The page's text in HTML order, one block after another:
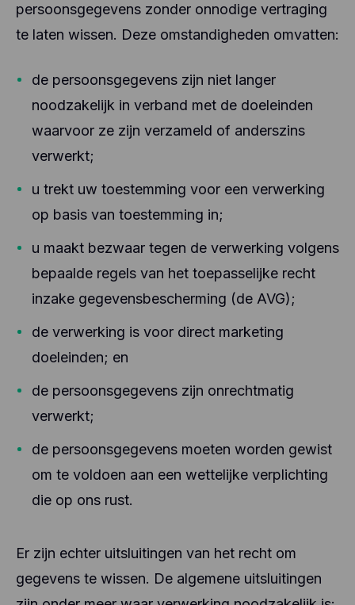
persoonsgegevens zonder onnodige vertraging
te laten wissen. Deze omstandigheden omvatten:
de persoonsgegevens zijn niet langer
noodzakelijk in verband met de doeleinden
waarvoor ze zijn verzameld of anderszins
verwerkt;
u trekt uw toestemming voor een verwerking
op basis van toestemming in;
u maakt bezwaar tegen de verwerking volgens
bepaalde regels van het toepasselijke recht
inzake gegevensbescherming (de AVG);
de verwerking is voor direct marketing
doeleinden; en
de persoonsgegevens zijn onrechtmatig
verwerkt;
de persoonsgegevens moeten worden gewist
om te voldoen aan een wettelijke verplichting
die op ons rust.
Er zijn echter uitsluitingen van het recht om
gegevens te wissen. De algemene uitsluitingen